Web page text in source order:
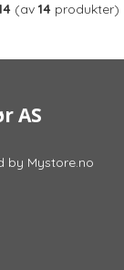
(av 14 produkter)
AS
by Mystore.no